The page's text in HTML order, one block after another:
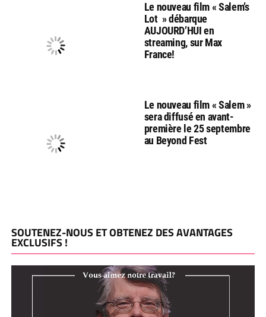
Le nouveau film « Salem’s
Lot » débarque
AUJOURD’HUI en
streaming, sur Max
France!
Le nouveau film « Salem »
sera diffusé en avant-
première le 25 septembre
au Beyond Fest
SOUTENEZ-NOUS ET OBTENEZ DES AVANTAGES
EXCLUSIFS !